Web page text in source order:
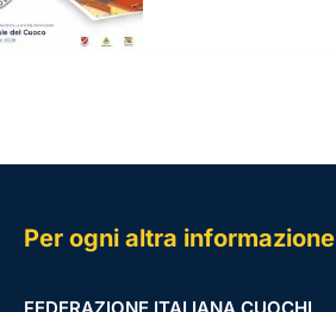
Per ogni altra informazione